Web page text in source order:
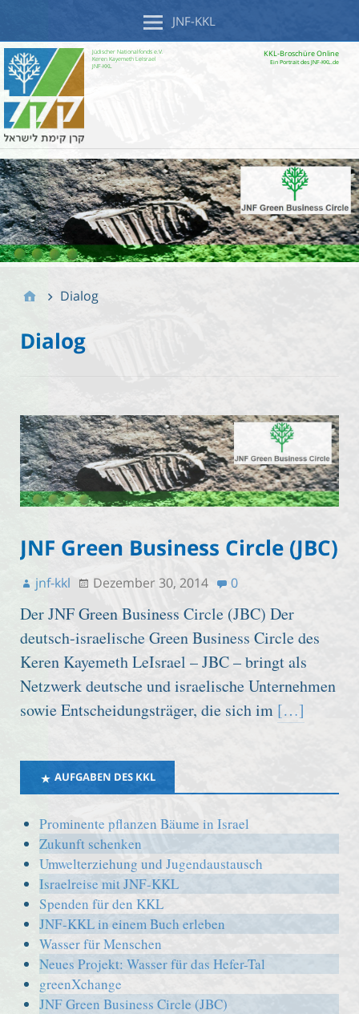
JNF-KKL
Jüdischer Nationalfonds e.V.
Keren Kayemeth LeIsrael
JNF-KKL
KKL-Broschüre Online
Ein Portrait des JNF-KKL.de
Dialog
Dialog
JNF Green Business Circle (JBC)
jnf-kkl Dezember 30, 2014 0
Der JNF Green Business Circle (JBC) Der
deutsch-israelische Green Business Circle des
Keren Kayemeth LeIsrael – JBC – bringt als
Netzwerk deutsche und israelische Unternehmen
sowie Entscheidungsträger, die sich im […]
AUFGABEN DES KKL
Prominente pflanzen Bäume in Israel
Zukunft schenken
Umwelterziehung und Jugendaustausch
Israelreise mit JNF-KKL
Spenden für den KKL
JNF-KKL in einem Buch erleben
Wasser für Menschen
Neues Projekt: Wasser für das Hefer-Tal
greenXchange
JNF Green Business Circle (JBC)